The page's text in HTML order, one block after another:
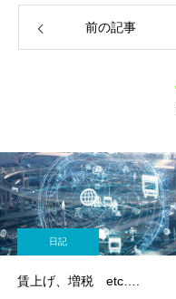
前の記事
日記
賃上げ、増税 etc….